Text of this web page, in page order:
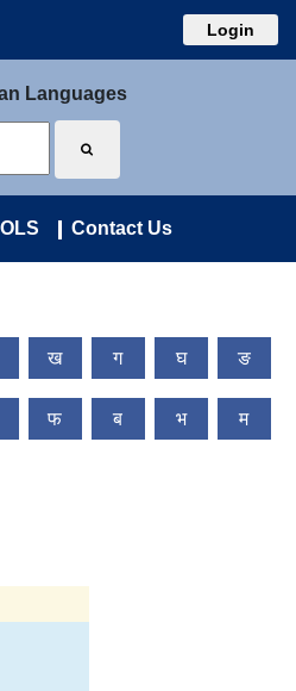
Login
Languages
Contact Us
ख ग घ ङ
फ ब भ म